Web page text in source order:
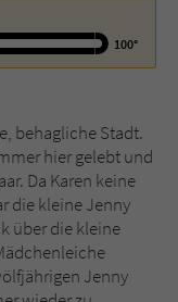
100°
behagliche Stadt.
hier gelebt und
Da Karen keine
die kleine Jenny
über die kleine
Jenny
Buchtitel